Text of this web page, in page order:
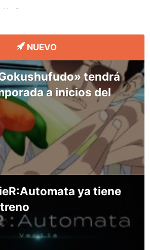
NUEVO
tendrá
a inicios del
ya tiene